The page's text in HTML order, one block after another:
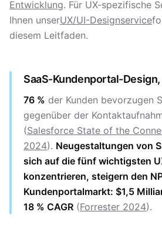
Entwicklung. Für UX-spezifische
Ihnen unserUX/UI-Designservice
diesem Leitfaden.
SaaS-Kundenportal-
76 % der Kunden bevorzugen
gegenüber der
(Salesforce State of the
2024). Neugestaltungen von
sich auf die fünf wichtigsten
konzentrieren, steigern den
Kundenportalmarkt: $1,5
18 % CAGR (Forrester 2024).